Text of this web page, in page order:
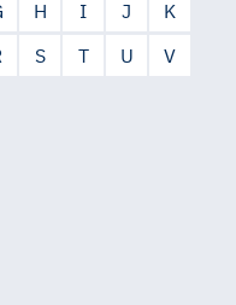
H I J
K
S T U
V